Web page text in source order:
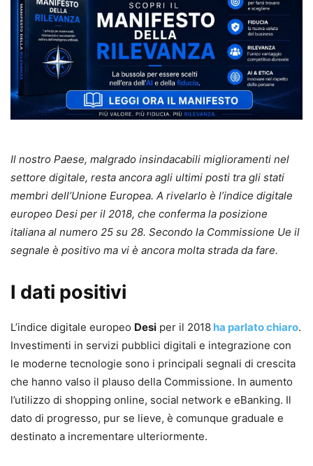
Il nostro Paese, malgrado insindacabili miglioramenti nel
settore digitale, resta ancora agli ultimi posti tra gli stati
membri dell’Unione Europea. A rivelarlo è l’indice digitale
europeo Desi per il 2018, che conferma la posizione
italiana al numero 25 su 28. Secondo la Commissione Ue il
segnale è positivo ma vi è ancora molta strada da fare.
I dati positivi
L’indice digitale europeo Desi per il 2018 ha parlato chiaro.
Investimenti in servizi pubblici digitali e integrazione con
le moderne tecnologie sono i principali segnali di crescita
che hanno valso il plauso della Commissione. In aumento
l’utilizzo di shopping online, social network e eBanking. Il
dato di progresso, pur se lieve, è comunque graduale e
destinato a incrementare ulteriormente.